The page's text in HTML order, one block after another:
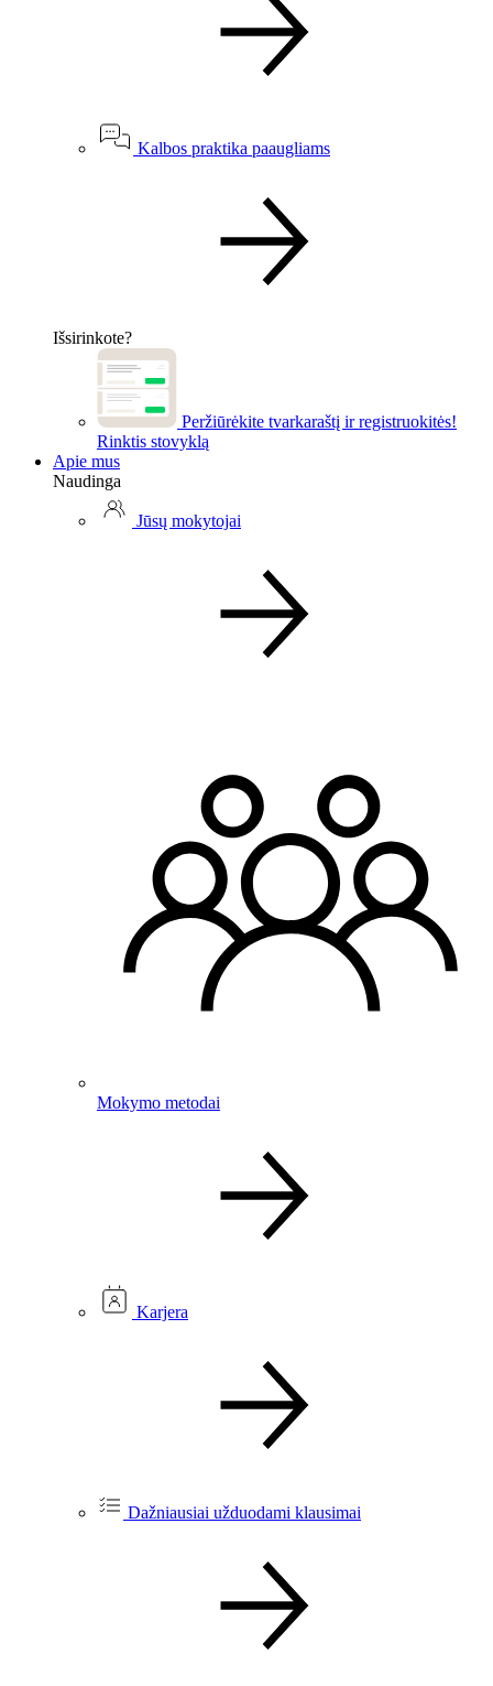
Kalbos praktika paaugliams
Išsirinkote?
Peržiūrėkite tvarkaraštį ir registruokitės!
Rinktis stovyklą
Apie mus
Naudinga
Jūsų mokytojai
Mokymo metodai
Karjera
Dažniausiai užduodami klausimai